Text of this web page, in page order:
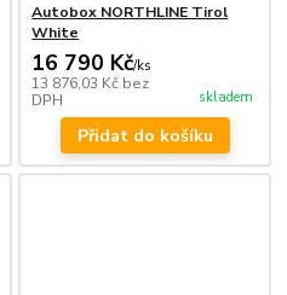
Autobox NORTHLINE Tirol
White
16 790 Kč/ks
13 876,03 Kč bez
DPH
skladem
Přidat do košíku